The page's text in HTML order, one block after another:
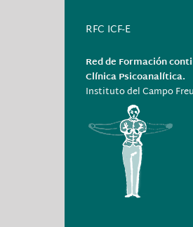
RFC ICF-E
Red de Formación
Clínica Psicoanalítica.
Instituto del Campo